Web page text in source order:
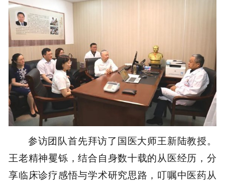
参访团队首先拜访了国医大师王新陆教授。
王老精神矍铄，结合自身数十载的从医经历，分
享临床诊疗感悟与学术研究思路，叮嘱中医药从